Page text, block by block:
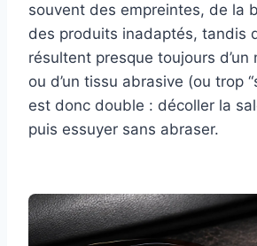
souvent des empreintes, de la
des produits inadaptés, tandis
résultent presque toujours d’un
ou d’un tissu abrasive (ou trop
est donc double : décoller la
puis essuyer sans abraser.